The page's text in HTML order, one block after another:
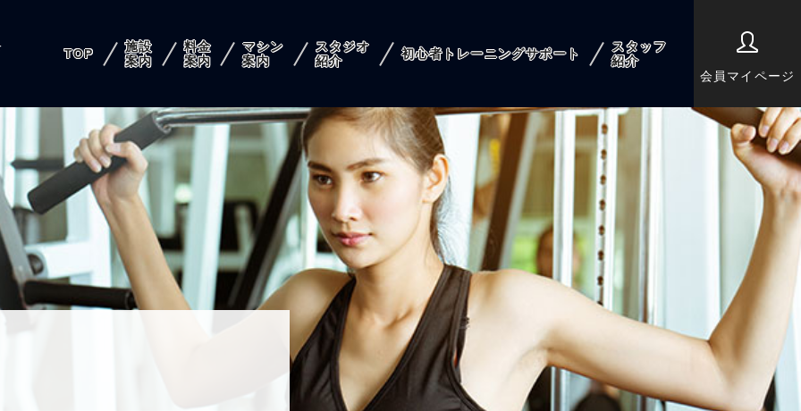
TOP
施設
案内
料金
案内
マシン
案内
スタジオ
紹介
初心者トレーニングサポート
スタッフ
紹介
会員マイページ